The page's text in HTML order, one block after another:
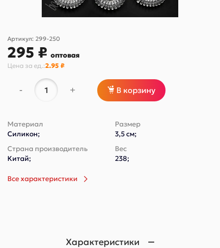
Артикул: 299-250
295 ₽ оптовая
Цена за ед.:2.95 ₽
- + В корзину
Материал
Силикон;
Размер
3,5 см;
Страна производитель
Китай;
Вес
238;
Все характеристики
Характеристики